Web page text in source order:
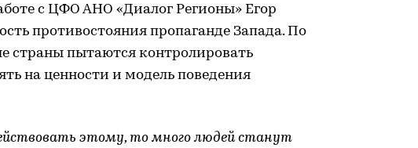
с ЦФО АНО «Диалог Регионы» Егор
противостояния пропаганде Запада. По
страны пытаются контролировать
на ценности и модель поведения
этому, то много людей станут